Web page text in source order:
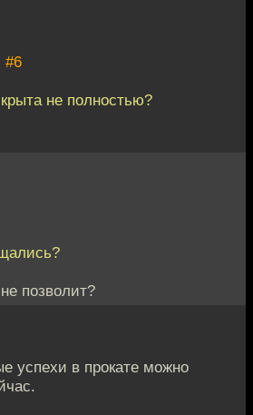
#6
не полностью?
позволит?
успехи в прокате можно